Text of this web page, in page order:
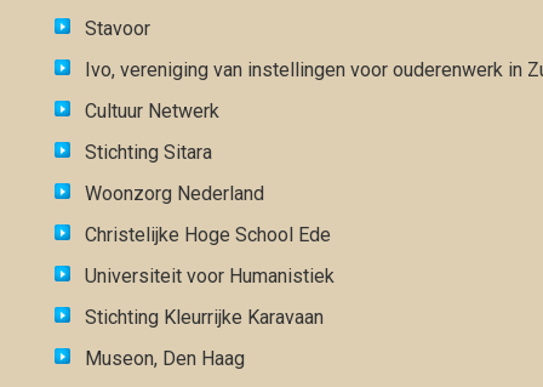
Stavoor
Ivo, vereniging van instellingen voor ouderenwerk in
Cultuur Netwerk
Stichting Sitara
Woonzorg Nederland
Christelijke Hoge School Ede
Universiteit voor Humanistiek
Stichting Kleurrijke Karavaan
Museon, Den Haag